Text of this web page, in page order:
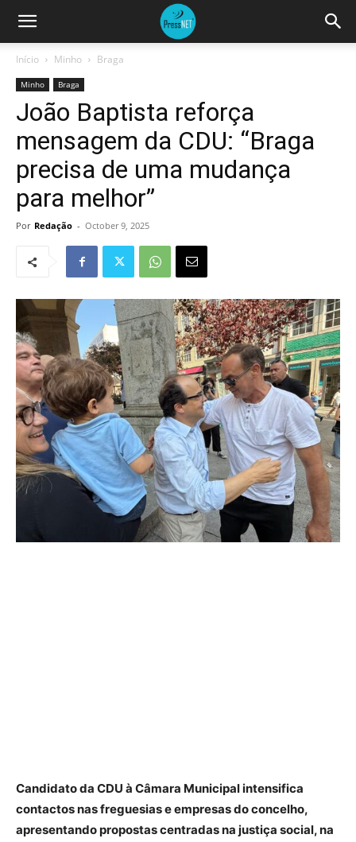
Início Minho Braga
Minho Braga
João Baptista reforça
mensagem da CDU: “Braga
precisa de uma mudança
para melhor”
Por Redação - October 9, 2025
Candidato da CDU à Câmara Municipal intensifica
contactos nas freguesias e empresas do concelho,
apresentando propostas centradas na justiça social, na